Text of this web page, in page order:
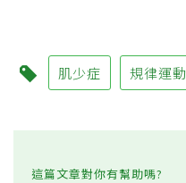
肌少症 規律運動
這篇文章對你有幫助嗎?